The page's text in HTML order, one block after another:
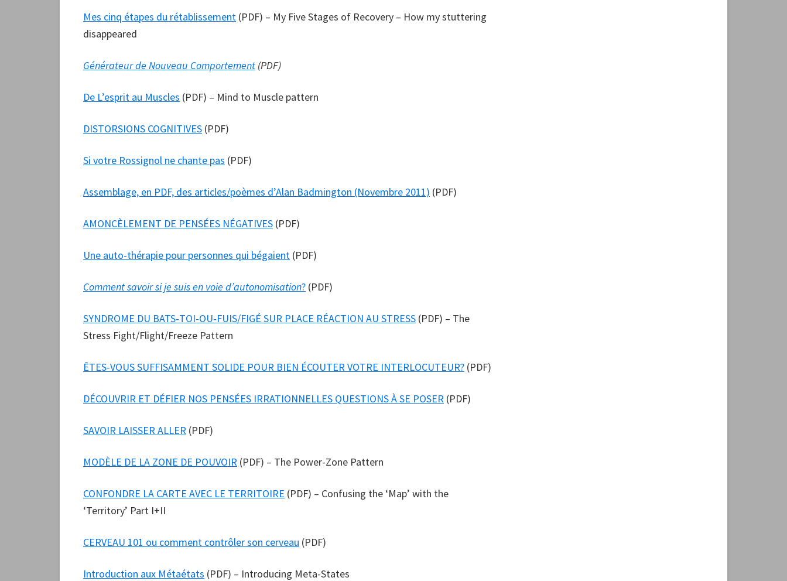
Mes cinq étapes du rétablissement (PDF) – My Five Stages of Recovery – How my stuttering
disappeared
Générateur de Nouveau Comportement (PDF)
De L’esprit au Muscles (PDF) – Mind to Muscle pattern
DISTORSIONS COGNITIVES (PDF)
Si votre Rossignol ne chante pas (PDF)
Assemblage, en PDF, des articles/poèmes d’Alan Badmington (Novembre 2011) (PDF)
AMONCÈLEMENT DE PENSÉES NÉGATIVES (PDF)
Une auto-thérapie pour personnes qui bégaient (PDF)
Comment savoir si je suis en voie d’autonomisation? (PDF)
SYNDROME DU BATS­‐TOI-OU­‐FUIS/FIGÉ SUR PLACE RÉACTION AU STRESS (PDF) – The
Stress Fight/Flight/Freeze Pattern
ÊTES-VOUS SUFFISAMMENT SOLIDE POUR BIEN ÉCOUTER VOTRE INTERLOCUTEUR? (PDF)
DÉCOUVRIR ET DÉFIER NOS PENSÉES IRRATIONNELLES QUESTIONS À SE POSER (PDF)
SAVOIR LAISSER ALLER (PDF)
MODÈLE DE LA ZONE DE POUVOIR (PDF) – The Power-Zone Pattern
CONFONDRE LA CARTE AVEC LE TERRITOIRE (PDF) – Confusing the ‘Map’ with the
‘Territory’ Part I+II
CERVEAU 101 ou comment contrôler son cerveau (PDF)
Introduction aux Métaétats (PDF) – Introducing Meta-States